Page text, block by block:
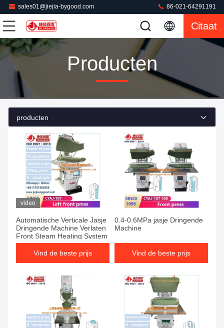
sales01@jiejia-bygood.com 86-021-64291191
Citaat
Producten
producten
video
Automatische Verticale Jasje
Dringende Machine Verlaten
Front Steam Heating System
Vind de beste prijs
0.4-0.6MPa jasje Dringende
Machine
Vind de beste prijs